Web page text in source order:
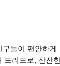
들이 편안하
리므로, 잔잔